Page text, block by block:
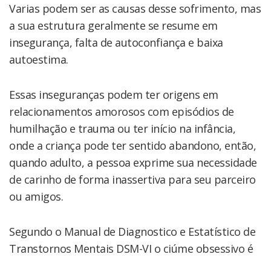
Varias podem ser as causas desse sofrimento, mas
a sua estrutura geralmente se resume em
insegurança, falta de autoconfiança e baixa
autoestima.
Essas inseguranças podem ter origens em
relacionamentos amorosos com episódios de
humilhação e trauma ou ter início na infância,
onde a criança pode ter sentido abandono, então,
quando adulto, a pessoa exprime sua necessidade
de carinho de forma inassertiva para seu parceiro
ou amigos.
Segundo o Manual de Diagnostico e Estatístico de
Transtornos Mentais DSM-VI o ciúme obsessivo é